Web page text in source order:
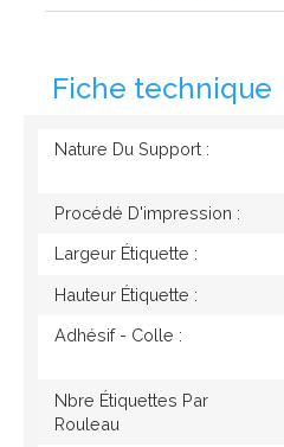
Fiche technique
Nature Du Support :
Procédé D'impression :
Largeur Étiquette :
Hauteur Étiquette :
Adhésif - Colle :
Nbre Étiquettes Par
Rouleau